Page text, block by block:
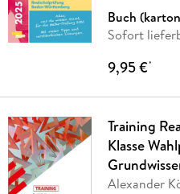
Buch
Sofort
9,95 €*
Training
Klasse
Alexander